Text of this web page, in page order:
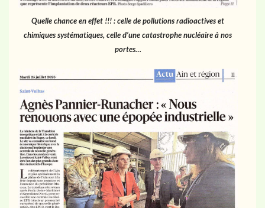
Quelle chance en effet !!! : celle de pollutions radioactives et
chimiques systématiques, celle d’une catastrophe nucléaire à nos
portes…